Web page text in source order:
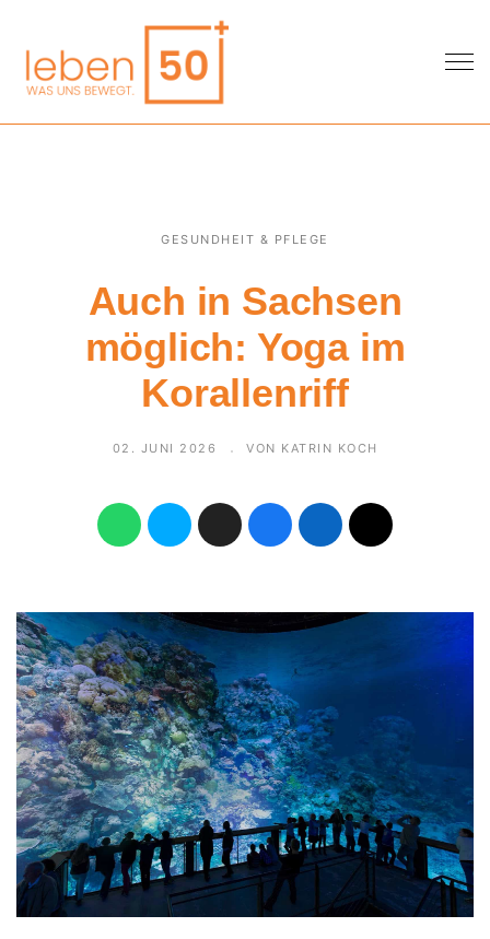
GESUNDHEIT & PFLEGE
Auch in Sachsen
möglich: Yoga im
Korallenriff
02. JUNI 2026 VON KATRIN KOCH